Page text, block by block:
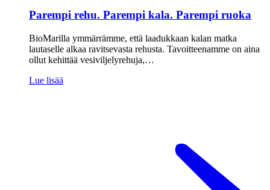
Parempi rehu. Parempi kala. Parempi ruoka
BioMarilla ymmärrämme, että laadukkaan kalan matka
lautaselle alkaa ravitsevasta rehusta. Tavoitteenamme on aina
ollut kehittää vesiviljelyrehuja,…
Lue lisää